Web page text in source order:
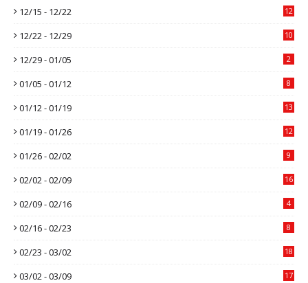
12/15 - 12/22 12
12/22 - 12/29 10
12/29 - 01/05 2
01/05 - 01/12 8
01/12 - 01/19 13
01/19 - 01/26 12
01/26 - 02/02 9
02/02 - 02/09 16
02/09 - 02/16 4
02/16 - 02/23 8
02/23 - 03/02 18
03/02 - 03/09 17